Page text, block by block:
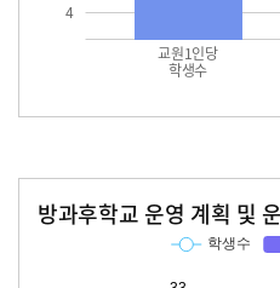
4
교원1인당
학생수
방과후학교 운영 계획 및